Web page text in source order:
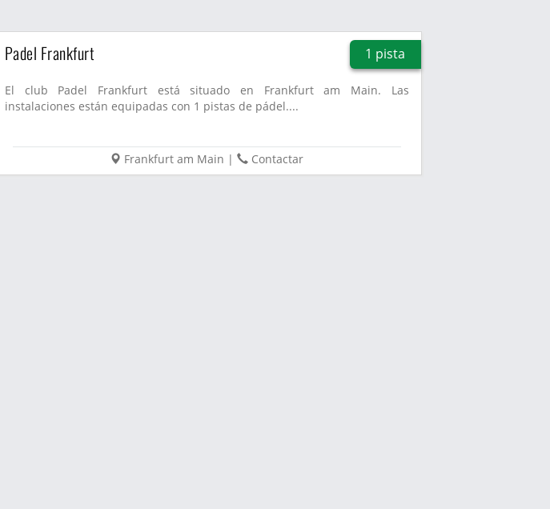
Padel Frankfurt 1 pista
El club Padel Frankfurt está situado en Frankfurt am Main. Las
instalaciones están equipadas con 1 pistas de pádel....
Frankfurt am Main | Contactar